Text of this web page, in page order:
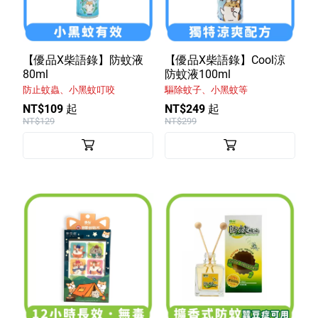
【優品X柴語錄】防蚊液
80ml
防止蚊蟲、小黑蚊叮咬
NT$109 起
NT$129
【優品X柴語錄】Cool涼
防蚊液100ml
驅除蚊子、小黑蚊等
NT$249 起
NT$299